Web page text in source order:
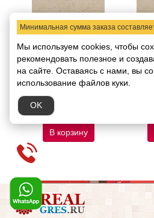
Керамогранит
Art&Natura Una Pietra
Nordix Camel 9 mm
Rustic Carving 60х120
Код товара:
3442.71 руб.
В корзину
Минимальная сумма заказа
Мы используем cookies, чтобы
рекомендовать полезное и
на сайте. Оставаясь с нами, вы
использование файлов куки.
OK